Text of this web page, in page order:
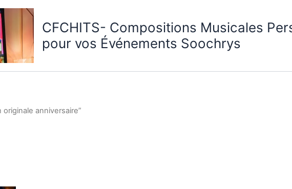
CFCHITS- Compositions Musicales
pour vos Événements Soochrys
anniversaire”